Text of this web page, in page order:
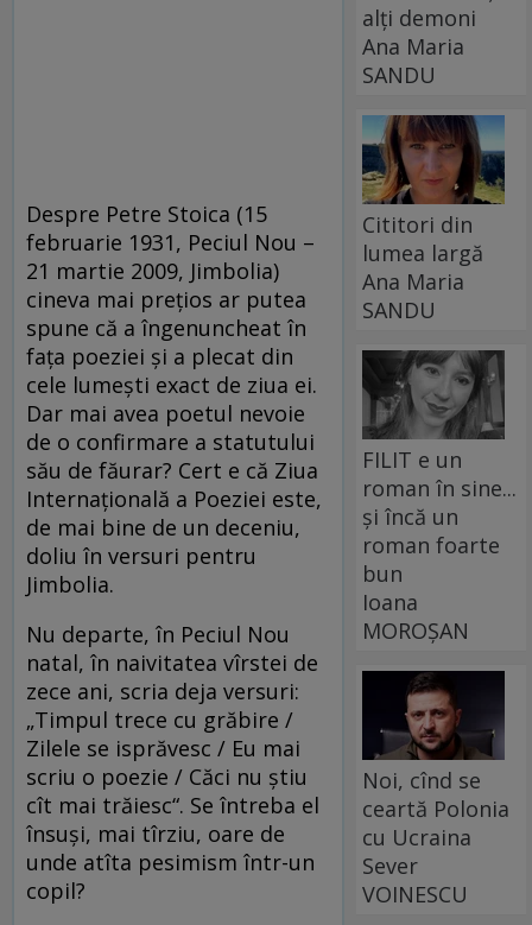
Despre Petre Stoica (15
februarie 1931, Peciul Nou –
21 martie 2009, Jimbolia)
cineva mai prețios ar putea
spune că a îngenuncheat în
fața poeziei și a plecat din
cele lumești exact de ziua ei.
Dar mai avea poetul nevoie
de o confirmare a statutului
său de făurar? Cert e că Ziua
Internațională a Poeziei este,
de mai bine de un deceniu,
doliu în versuri pentru
Jimbolia.
Nu departe, în Peciul Nou
natal, în naivitatea vîrstei de
zece ani, scria deja versuri:
„Timpul trece cu grăbire /
Zilele se isprăvesc / Eu mai
scriu o poezie / Căci nu știu
cît mai trăiesc“. Se întreba el
însuși, mai tîrziu, oare de
unde atîta pesimism într-un
copil?
alți demoni
Ana Maria
SANDU
Cititori din
lumea largă
Ana Maria
SANDU
FILIT e un
roman în sine...
și încă un
roman foarte
bun
Ioana
MOROȘAN
Noi, cînd se
ceartă Polonia
cu Ucraina
Sever
VOINESCU